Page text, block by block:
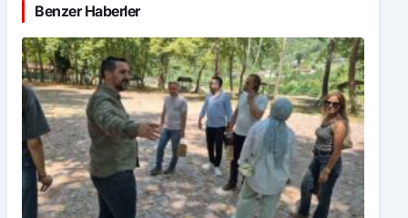
Benzer Haberler